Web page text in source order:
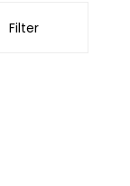
Filter